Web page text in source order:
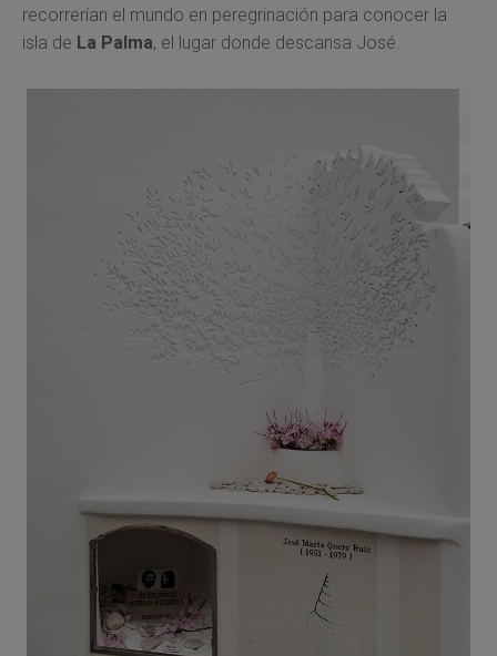
recorrerían el mundo en peregrinación para conocer la
isla de La Palma, el lugar donde descansa José.